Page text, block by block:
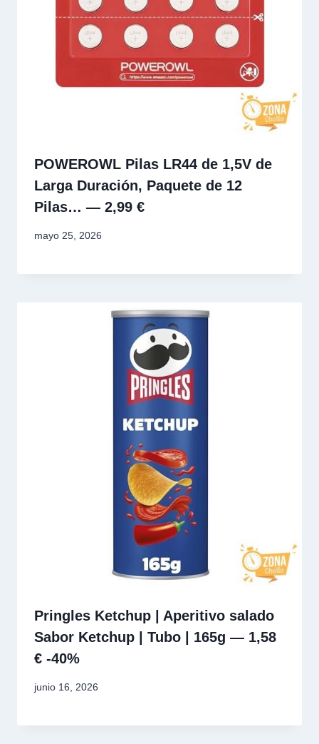
POWEROWL Pilas LR44 de 1,5V de
Larga Duración, Paquete de 12
Pilas… — 2,99 €
mayo 25, 2026
Pringles Ketchup | Aperitivo salado
Sabor Ketchup | Tubo | 165g — 1,58
€ -40%
junio 16, 2026